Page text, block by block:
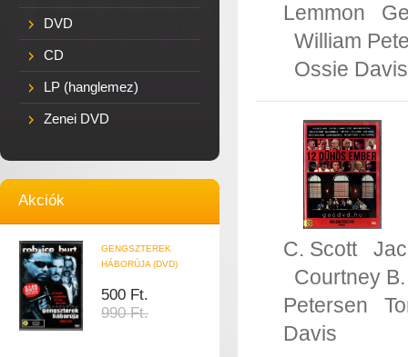
DVD
CD
LP (hanglemez)
Zenei DVD
Akciók
GENGSZTEREK
HÁBORÚJA (DVD)
500 Ft.
990 Ft.
Lemmon
William
Ossie Davis
C. Scott
Courtney
Petersen
Davis